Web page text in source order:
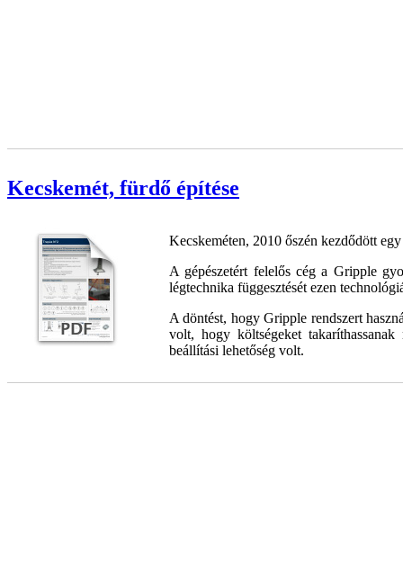
Kecskemét, fürdő építése
Kecskeméten, 2010 őszén kezdődött
A gépészetért felelős cég a Gripple
légtechnika függesztését ezen
A döntést, hogy Gripple rendszert
volt, hogy költségeket
beállítási lehetőség volt.